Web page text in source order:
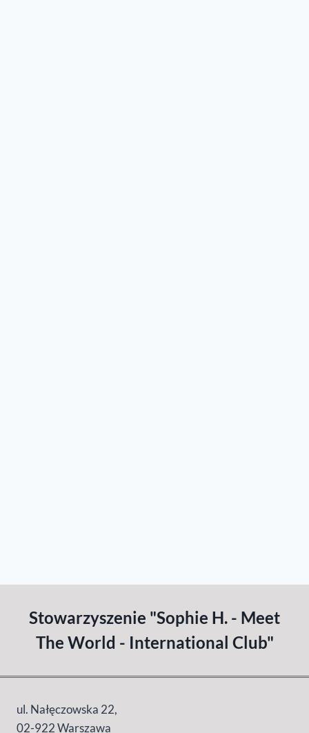
Stowarzyszenie "Sophie H. - Meet
The World - International Club"
ul. Nałęczowska 22,
02-922 Warszawa